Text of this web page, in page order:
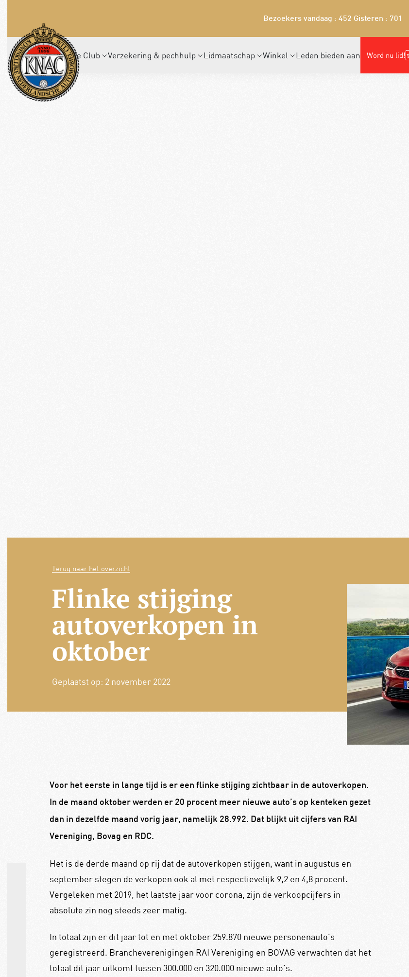
Bezoekers vandaag : 452 Gisteren : 701
De Club Verzekering & pechhulp Lidmaatschap Winkel Leden bieden aan Word nu lid!
Terug naar het overzicht
Flinke stijging
autoverkopen in
oktober
Geplaatst op: 2 november 2022
Voor het eerste in lange tijd is er een flinke stijging zichtbaar in de autoverkopen.
In de maand oktober werden er 20 procent meer nieuwe auto’s op kenteken gezet
dan in dezelfde maand vorig jaar, namelijk 28.992. Dat blijkt uit cijfers van RAI
Vereniging, Bovag en RDC.
Het is de derde maand op rij dat de autoverkopen stijgen, want in augustus en
september stegen de verkopen ook al met respectievelijk 9,2 en 4,8 procent.
Vergeleken met 2019, het laatste jaar voor corona, zijn de verkoopcijfers in
absolute zin nog steeds zeer matig.
In totaal zijn er dit jaar tot en met oktober 259.870 nieuwe personenauto’s
geregistreerd. Brancheverenigingen RAI Vereniging en BOVAG verwachten dat het
totaal dit jaar uitkomt tussen 300.000 en 320.000 nieuwe auto’s.